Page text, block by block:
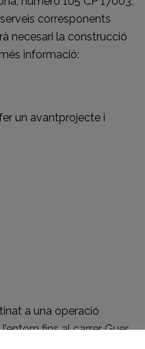
corresponents
necesari la construcció
informació:
un avantprojecte i
a una operació
fins al carrer Guer,
unifamiliars i